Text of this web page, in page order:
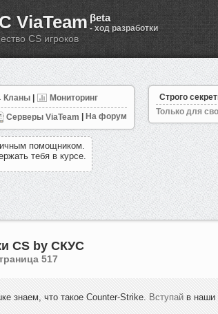
ViaTeam βeta
- ход разработки
CS игроков
Кланы
Мониторинг
Серверы ViaTeam На форум
Строго
Только для
ичным помощником.
ржать тебя в курсе.
CS by СКУС
517
знаем, что такое Counter-Strike. Вступай в наши